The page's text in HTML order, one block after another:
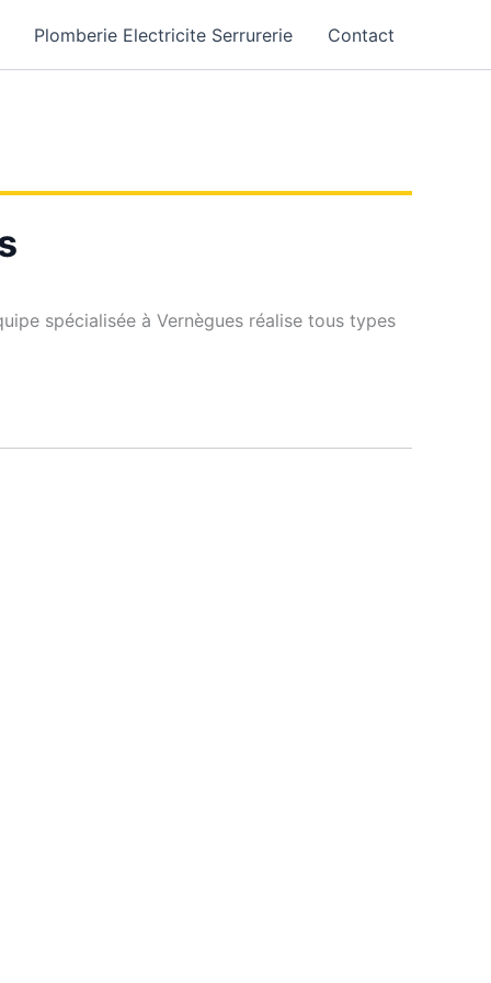
Plomberie Electricite Serrurerie Contact
spécialisée à Vernègues réalise tous types